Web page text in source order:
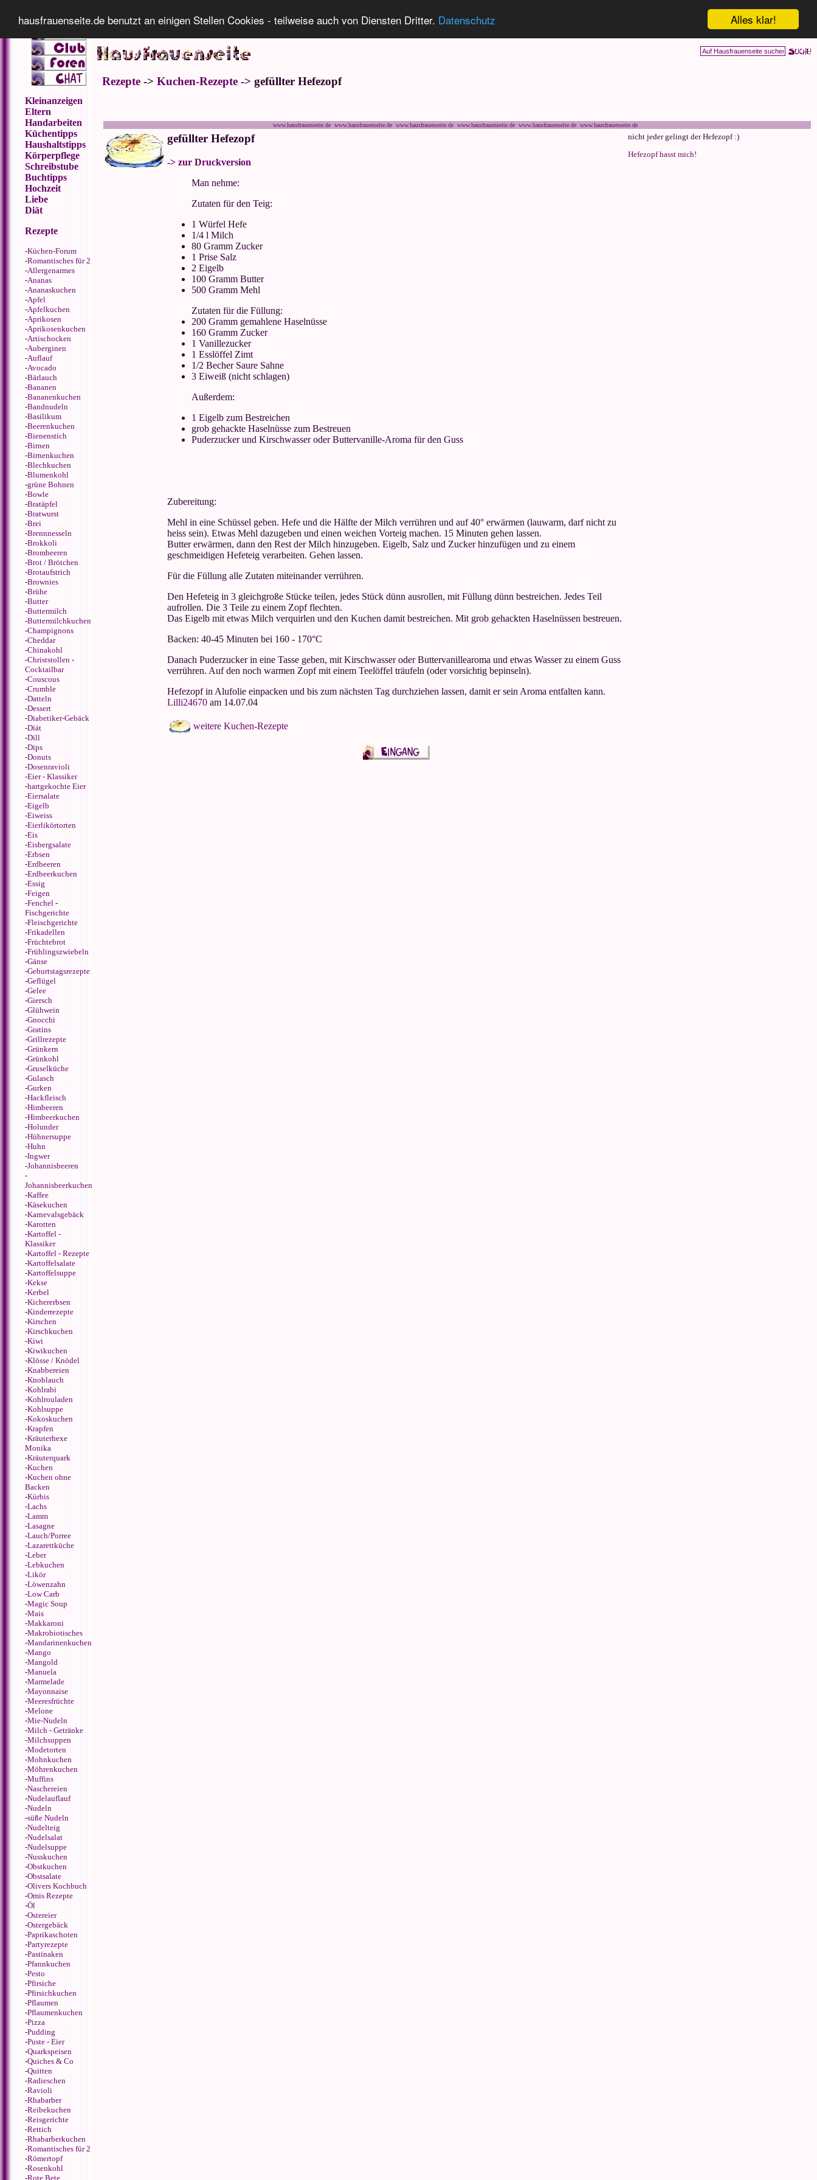
Alles klar!
hausfrauenseite.de benutzt an einigen Stellen Cookies - teilweise auch von Diensten Dritter. Datenschutz
Kleinanzeigen
Eltern
Handarbeiten
Küchentipps
Haushaltstipps
Körperpflege
Schreibstube
Buchtipps
Hochzeit
Liebe
Diät
Rezepte
-Küchen-Forum
-Romantisches für 2
-Allergenarmes
-Ananas
-Ananaskuchen
-Apfel
-Apfelkuchen
-Aprikosen
-Aprikosenkuchen
-Artischocken
-Auberginen
-Auflauf
-Avocado
-Bärlauch
-Bananen
-Bananenkuchen
-Bandnudeln
-Basilikum
-Beerenkuchen
-Bienenstich
-Birnen
-Birnenkuchen
-Blechkuchen
-Blumenkohl
-grüne Bohnen
-Bowle
-Bratäpfel
-Bratwurst
-Brei
-Brennnesseln
-Brokkoli
-Brombeeren
-Brot / Brötchen
-Brotaufstrich
-Brownies
-Brühe
-Butter
-Buttermilch
-Buttermilchkuchen
-Champignons
-Cheddar
-Chinakohl
-Christstollen -
Cocktailbar
-Couscous
-Crumble
-Datteln
-Dessert
-Diabetiker-Gebäck
-Diät
-Dill
-Dips
-Donuts
-Dosenravioli
-Eier - Klassiker
-hartgekochte Eier
-Eiersalate
-Eigelb
-Eiweiss
-Eierlikörtorten
-Eis
-Eisbergsalate
-Erbsen
-Erdbeeren
-Erdbeerkuchen
-Essig
-Feigen
-Fenchel -
Fischgerichte
-Fleischgerichte
-Frikadellen
-Früchtebrot
-Frühlingszwiebeln
-Gänse
-Geburtstagsrezepte
-Geflügel
-Gelee
-Giersch
-Glühwein
-Gnocchi
-Gratins
-Grillrezepte
-Grünkern
-Grünkohl
-Gruselküche
-Gulasch
-Gurken
-Hackfleisch
-Himbeeren
-Himbeerkuchen
-Holunder
-Hühnersuppe
-Huhn
-Ingwer
-Johannisbeeren
-
Johannisbeerkuchen
-Kaffee
-Käsekuchen
-Karnevalsgebäck
-Karotten
-Kartoffel -
Klassiker
-Kartoffel - Rezepte
-Kartoffelsalate
-Kartoffelsuppe
-Kekse
-Kerbel
-Kichererbsen
-Kinderrezepte
-Kirschen
-Kirschkuchen
-Kiwi
-Kiwikuchen
-Klösse / Knödel
-Knabbereien
-Knoblauch
-Kohlrabi
-Kohlrouladen
-Kohlsuppe
-Kokoskuchen
-Krapfen
-Kräuterhexe
Monika
-Kräuterquark
-Kuchen
-Kuchen ohne
Backen
-Kürbis
-Lachs
-Lamm
-Lasagne
-Lauch/Porree
-Lazarettküche
-Leber
-Lebkuchen
-Likör
-Löwenzahn
-Low Carb
-Magic Soup
-Mais
-Makkaroni
-Makrobiotisches
-Mandarinenkuchen
-Mango
-Mangold
-Manuela
-Marmelade
-Mayonnaise
-Meeresfrüchte
-Melone
-Mie-Nudeln
-Milch - Getränke
-Milchsuppen
-Modetorten
-Mohnkuchen
-Möhrenkuchen
-Muffins
-Naschereien
-Nudelauflauf
-Nudeln
-süße Nudeln
-Nudelteig
-Nudelsalat
-Nudelsuppe
-Nusskuchen
-Obstkuchen
-Obstsalate
-Olivers Kochbuch
-Omis Rezepte
-Öl
-Ostereier
-Ostergebäck
-Paprikaschoten
-Partyrezepte
-Pastinaken
-Pfannkuchen
-Pesto
-Pfirsiche
-Pfirsichkuchen
-Pflaumen
-Pflaumenkuchen
-Pizza
-Pudding
-Puste - Eier
-Quarkspeisen
-Quiches & Co
-Quitten
-Radieschen
-Ravioli
-Rhabarber
-Reibekuchen
-Reisgerichte
-Rettich
-Rhabarberkuchen
-Romantisches für 2
-Römertopf
-Rosenkohl
-Rote Bete
Rezepte -> Kuchen-Rezepte -> gefüllter Hefezopf
www.hausfrauenseite.de www.hausfrauenseite.de www.hausfrauenseite.de www.hausfrauenseite.de www.hausfrauenseite.de www.hausfrauenseite.de
gefüllter Hefezopf
-> zur Druckversion
Man nehme:
Zutaten für den Teig:
1 Würfel Hefe
1/4 l Milch
80 Gramm Zucker
1 Prise Salz
2 Eigelb
100 Gramm Butter
500 Gramm Mehl
Zutaten für die Füllung:
200 Gramm gemahlene Haselnüsse
160 Gramm Zucker
1 Vanillezucker
1 Esslöffel Zimt
1/2 Becher Saure Sahne
3 Eiweiß (nicht schlagen)
Außerdem:
1 Eigelb zum Bestreichen
grob gehackte Haselnüsse zum Bestreuen
Puderzucker und Kirschwasser oder Buttervanille-Aroma für den Guss
Zubereitung:
Mehl in eine Schüssel geben. Hefe und die Hälfte der Milch verrühren und auf 40° erwärmen (lauwarm, darf nicht zu
heiss sein). Etwas Mehl dazugeben und einen weichen Vorteig machen. 15 Minuten gehen lassen.
Butter erwärmen, dann den Rest der Milch hinzugeben. Eigelb, Salz und Zucker hinzufügen und zu einem
geschmeidigen Hefeteig verarbeiten. Gehen lassen.
Für die Füllung alle Zutaten miteinander verrühren.
Den Hefeteig in 3 gleichgroße Stücke teilen, jedes Stück dünn ausrollen, mit Füllung dünn bestreichen. Jedes Teil
aufrollen. Die 3 Teile zu einem Zopf flechten.
Das Eigelb mit etwas Milch verquirlen und den Kuchen damit bestreichen. Mit grob gehackten Haselnüssen bestreuen.
Backen: 40-45 Minuten bei 160 - 170°C
Danach Puderzucker in eine Tasse geben, mit Kirschwasser oder Buttervanillearoma und etwas Wasser zu einem Guss
verrühren. Auf den noch warmen Zopf mit einem Teelöffel träufeln (oder vorsichtig bepinseln).
Hefezopf in Alufolie einpacken und bis zum nächsten Tag durchziehen lassen, damit er sein Aroma entfalten kann.
Lilli24670 am 14.07.04
weitere Kuchen-Rezepte
nicht jeder gelingt der Hefezopf :)
Hefezopf hasst mich!